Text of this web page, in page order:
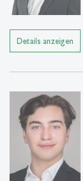
Details anzeigen